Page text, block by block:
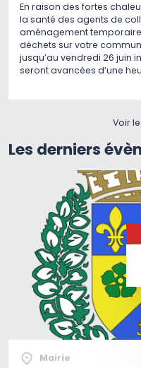
En raison des fortes
la santé des agents de
aménagement
déchets sur votre
jusqu’au vendredi 26 juin
seront avancées d’une
Voir
Les derniers
Mairie